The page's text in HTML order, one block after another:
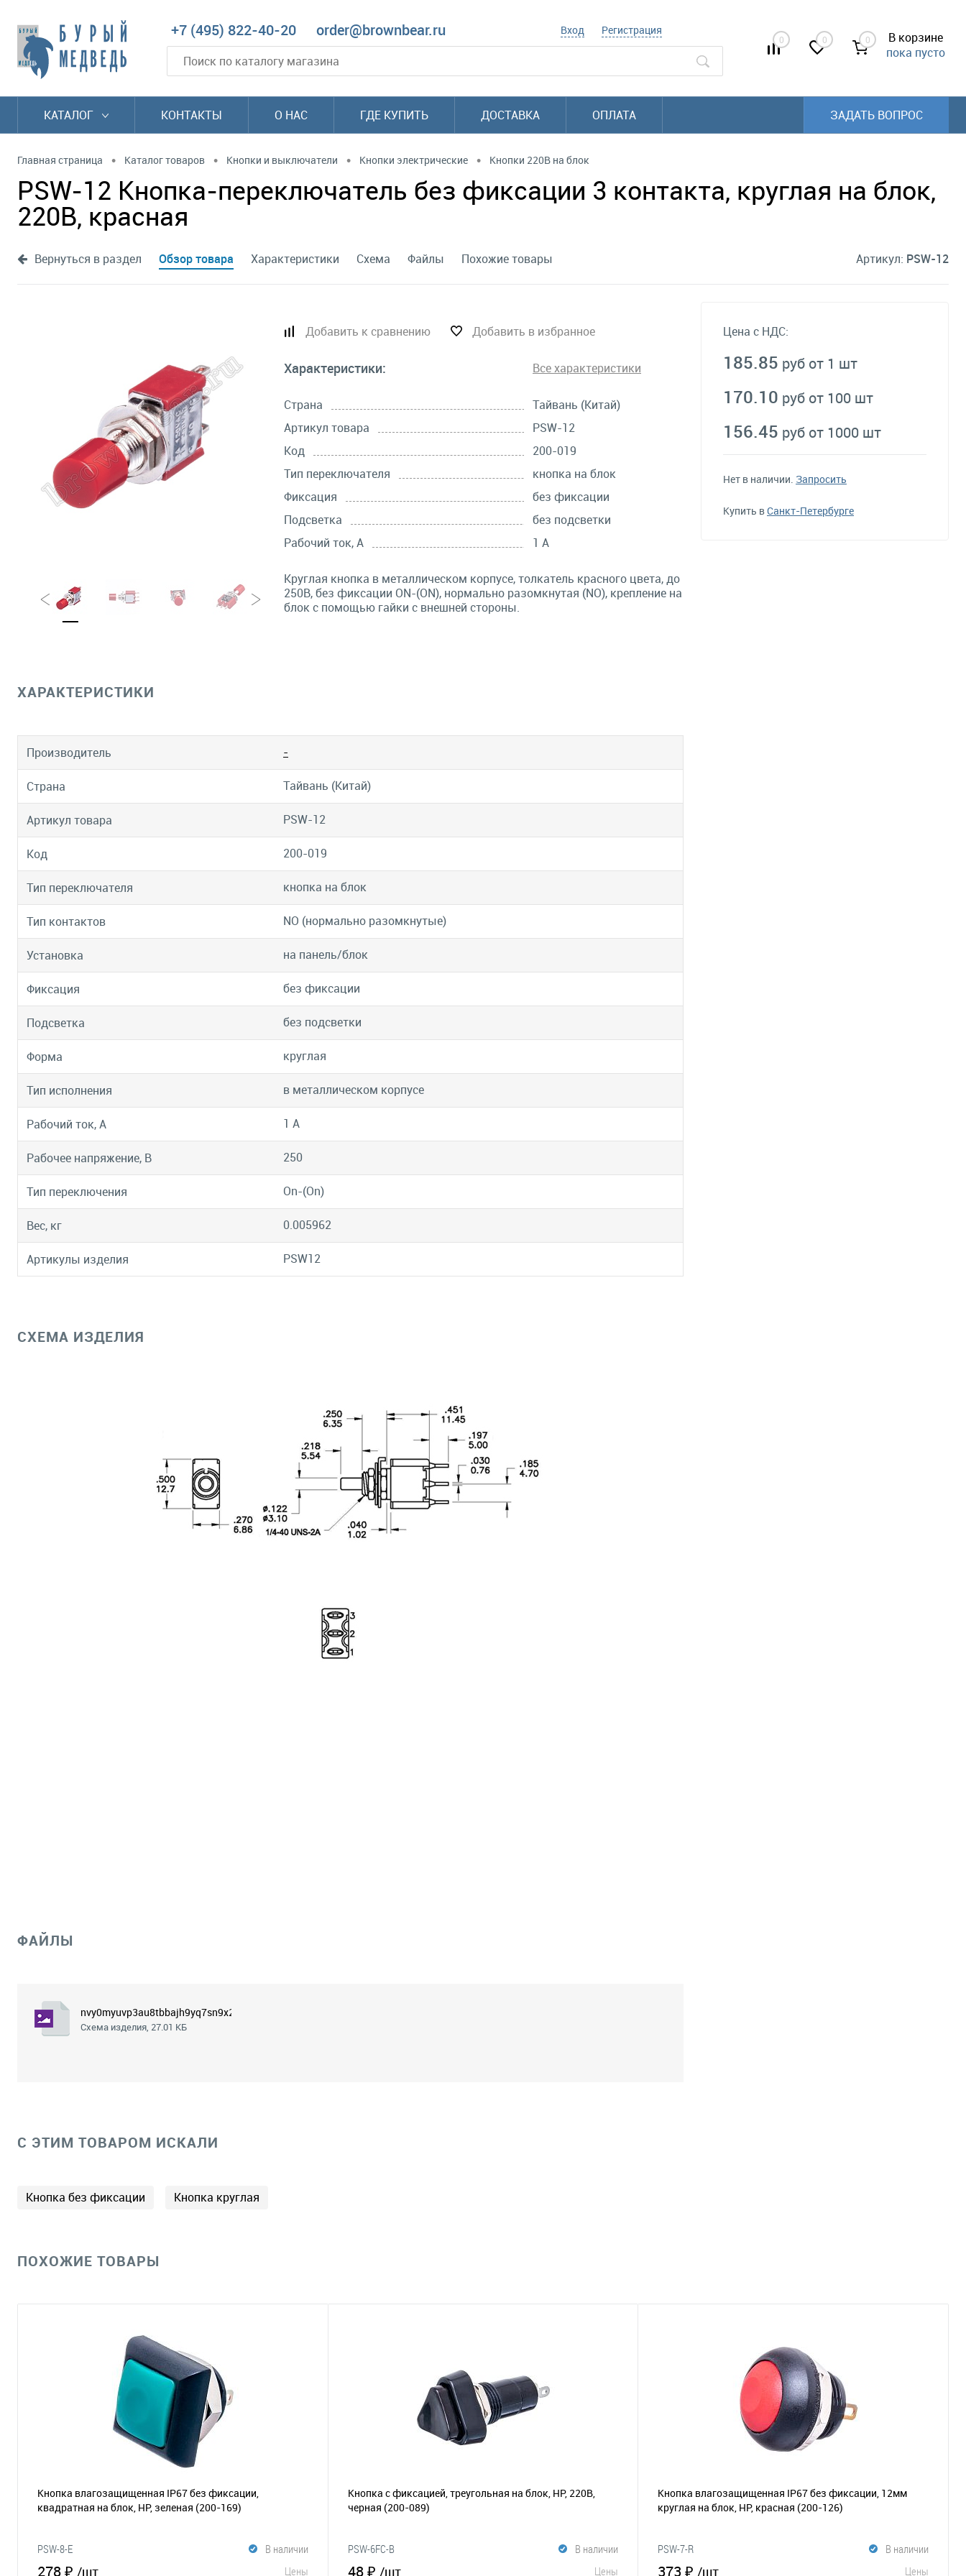
+7 (495) 822-40-20 order@brownbear.ru Вход Регистрация
0 0 0
В корзине
пока пусто
КАТАЛОГ КОНТАКТЫ О НАС ГДЕ КУПИТЬ ДОСТАВКА ОПЛАТА ЗАДАТЬ ВОПРОС
Главная страница • Каталог товаров • Кнопки и выключатели • Кнопки электрические • Кнопки 220В на блок
PSW-12 Кнопка-переключатель без фиксации 3 контакта, круглая на блок,
220В, красная
Вернуться в раздел Обзор товара Характеристики Схема Файлы Похожие товары Артикул: PSW-12
Добавить к сравнению Добавить в избранное
Характеристики: Все характеристики
Страна
Тайвань (Китай)
Артикул товара
PSW-12
Код
200-019
Тип переключателя
кнопка на блок
Фиксация
без фиксации
Подсветка
без подсветки
Рабочий ток, А
1 А
Круглая кнопка в металлическом корпусе, толкатель красного цвета, до
250В, без фиксации ON-(ON), нормально разомкнутая (NO), крепление на
блок с помощью гайки с внешней стороны.
ХАРАКТЕРИСТИКИ
Производитель -
Страна Тайвань (Китай)
Артикул товара PSW-12
Код 200-019
Тип переключателя кнопка на блок
Тип контактов NO (нормально разомкнутые)
Установка на панель/блок
Фиксация без фиксации
Подсветка без подсветки
Форма круглая
Тип исполнения в металлическом корпусе
Рабочий ток, А 1 А
Рабочее напряжение, В 250
Тип переключения On-(On)
Вес, кг 0.005962
Артикулы изделия PSW12
СХЕМА ИЗДЕЛИЯ
ФАЙЛЫ
nvy0myuvp3au8tbbajh9yq7sn9x2n8e7.png
Схема изделия, 27.01 КБ
C ЭТИМ ТОВАРОМ ИСКАЛИ
Кнопка без фиксации Кнопка круглая
Цена с НДС:
185.85 руб от 1 шт
170.10 руб от 100 шт
156.45 руб от 1000 шт
Нет в наличии. Запросить
Купить вСанкт-Петербурге
ПОХОЖИЕ ТОВАРЫ
Кнопка влагозащищенная IP67 без фиксации,
квадратная на блок, НР, зеленая (200-169)
В наличии
PSW-8-E
278 ₽ /шт Цены
Кнопка с фиксацией, треугольная на блок, НР, 220В,
черная (200-089)
В наличии
PSW-6FC-B
48 ₽ /шт Цены
Кнопка влагозащищенная IP67 без фиксации, 12мм
круглая на блок, НР, красная (200-126)
В наличии
PSW-7-R
373 ₽ /шт Цены